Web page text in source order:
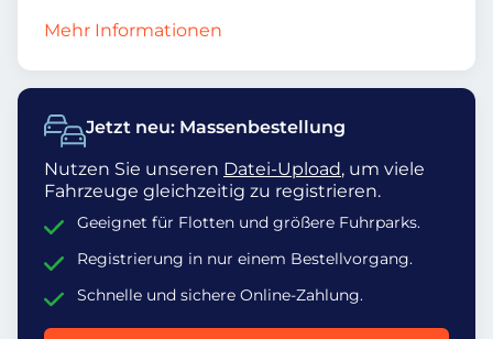
Jetzt neu: Massenbestellung
Nutzen Sie unseren Datei-Upload, um viele
Fahrzeuge gleichzeitig zu registrieren.
Geeignet für Flotten und größere Fuhrparks.
Registrierung in nur einem Bestellvorgang.
Schnelle und sichere Online-Zahlung.
Mehr Informationen